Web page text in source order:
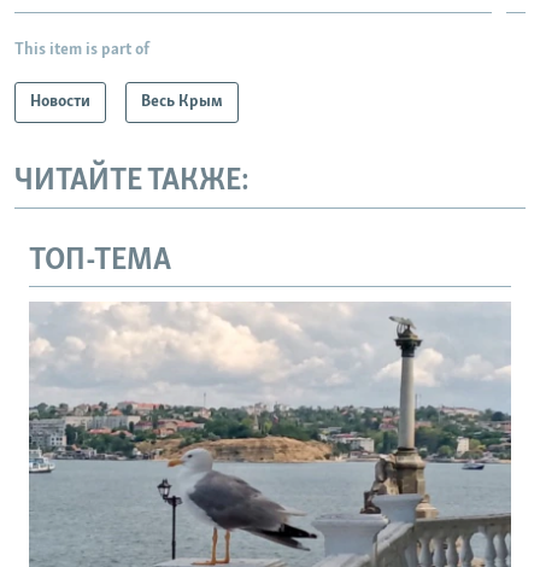
This item is part of
Новости Весь Крым
ЧИТАЙТЕ ТАКЖЕ:
ТОП-ТЕМА